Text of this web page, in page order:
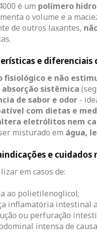
é um polímero
o volume e a
de outros laxantes,
e diferenciais
fisiológico e não
absorção sistêmica
de sabor e odor -
com dietas e
eletrólitos nem
misturado em água,
e cuidados
em casos de:
ao polietilenoglicol;
inflamatória intestinal
ou perfuração
intensa de